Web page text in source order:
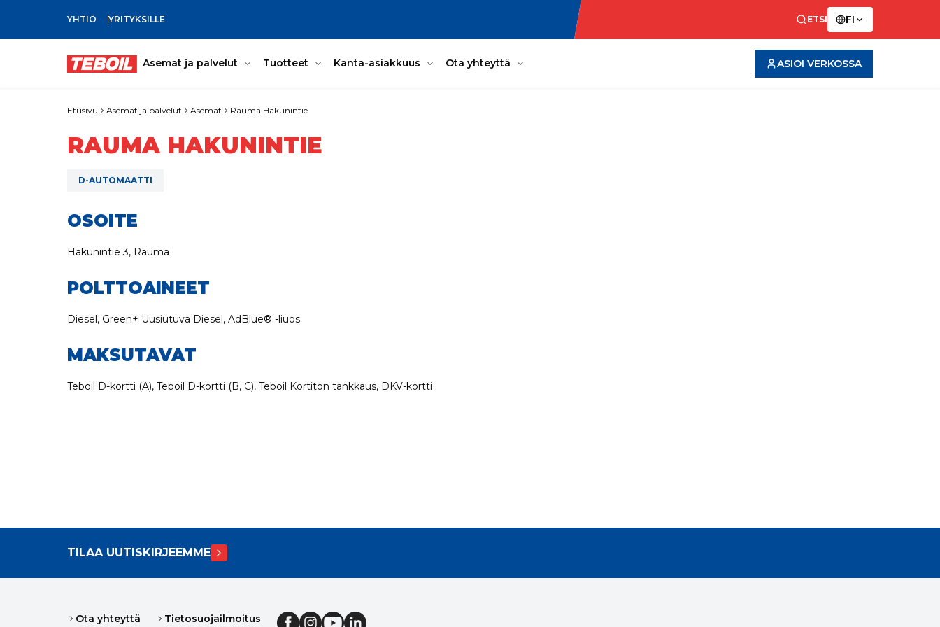
SIIRRY PÄÄSISÄLTÖÖN
YHTIÖ YRITYKSILLE ETSI FI
Asemat ja palvelut Tuotteet Kanta-asiakkuus Ota yhteyttä ASIOI VERKOSSA
Etusivu Asemat ja palvelut Asemat Rauma Hakunintie
RAUMA HAKUNINTIE
D-AUTOMAATTI
OSOITE
Hakunintie 3, Rauma
POLTTOAINEET
Diesel, Green+ Uusiutuva Diesel, AdBlue® -liuos
MAKSUTAVAT
Teboil D-kortti (A), Teboil D-kortti (B, C), Teboil Kortiton tankkaus, DKV-kortti
TILAA UUTISKIRJEEMME
Ota yhteyttä Tietosuojailmoitus